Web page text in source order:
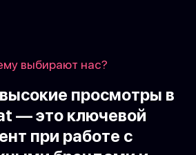
выбирают нас?
просмотры в
— это ключевой
при работе с